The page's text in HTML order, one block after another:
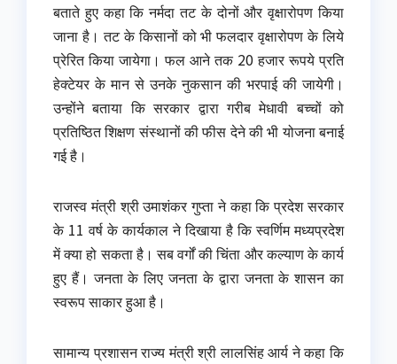
बताते हुए कहा कि नर्मदा तट के दोनों और वृक्षारोपण किया
जाना है। तट के किसानों को भी फलदार वृक्षारोपण के लिये
प्रेरित किया जायेगा। फल आने तक 20 हजार रूपये प्रति
हेक्टेयर के मान से उनके नुकसान की भरपाई की जायेगी।
उन्होंने बताया कि सरकार द्वारा गरीब मेधावी बच्चों को
प्रतिष्ठित शिक्षण संस्थानों की फीस देने की भी योजना बनाई
गई है।
राजस्व मंत्री श्री उमाशंकर गुप्ता ने कहा कि प्रदेश सरकार
के 11 वर्ष के कार्यकाल ने दिखाया है कि स्वर्णिम मध्यप्रदेश
में क्या हो सकता है। सब वर्गों की चिंता और कल्याण के कार्य
हुए हैं। जनता के लिए जनता के द्वारा जनता के शासन का
स्वरूप साकार हुआ है।
सामान्य प्रशासन राज्य मंत्री श्री लालसिंह आर्य ने कहा कि